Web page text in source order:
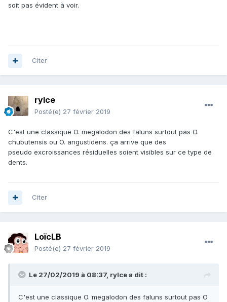
soit pas évident à voir.
Citer
rylce
Posté(e) 27 février 2019
C'est une classique O. megalodon des faluns surtout pas O.
chubutensis ou O. angustidens. ça arrive que des
pseudo excroissances résiduelles soient visibles sur ce type de
dents.
Citer
LoïcLB
Posté(e) 27 février 2019
Le 27/02/2019 à 08:37, rylcea dit :
C'est une classique O. megalodon des faluns surtout pas O.